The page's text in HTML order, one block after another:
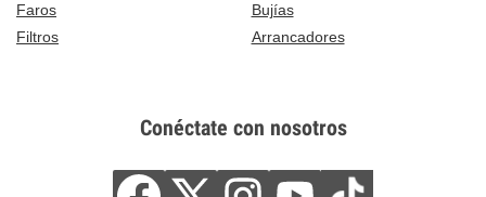
Faros
Bujías
Filtros
Arrancadores
Conéctate con nosotros